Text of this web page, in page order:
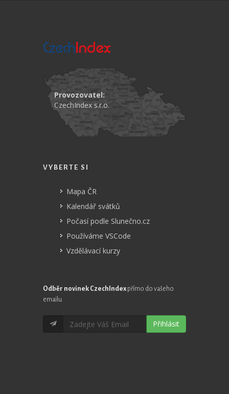
Provozovatel:
CzechIndex s.r.o.
VYBERTE SI
Mapa ČR
Kalendář svátků
Počasí podle Slunečno.cz
Používáme VSCode
Vzdělávací kurzy
Odběr novinek CzechIndex přímo do vašeho
emailu
Přihlásit